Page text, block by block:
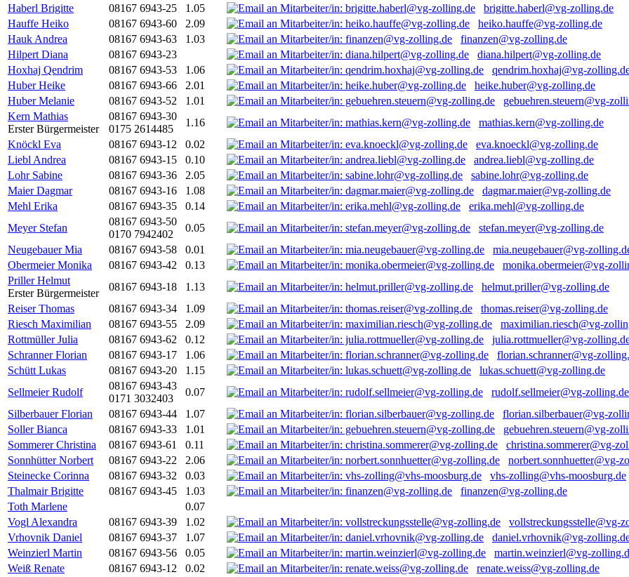
Haberl Brigitte
08167 6943-25 1.05
brigitte.haberl@vg-zolling.de
Hauffe Heiko
08167 6943-60 2.09
heiko.hauffe@vg-zolling.de
Hauk Andrea
08167 6943-63 1.03
finanzen@vg-zolling.de
Hilpert Diana
08167 6943-23
diana.hilpert@vg-zolling.de
Hoxhaj Qendrim
08167 6943-53 1.06
qendrim.hoxhaj@vg-
Huber Heike
08167 6943-66 2.01
heike.huber@vg-zolling.de
Huber Melanie
08167 6943-52 1.01
gebuehren.steuern@vg-
Kern Mathias
Erster Bürgermeister
08167 6943-30
0175 2614485
1.16
mathias.kern@vg-zolling.de
Knöckl Eva
08167 6943-12 0.02
eva.knoeckl@vg-zolling.de
Liebl Andrea
08167 6943-15 0.10
andrea.liebl@vg-zolling.de
Lohr Sabine
08167 6943-36 2.05
sabine.lohr@vg-zolling.de
Maier Dagmar
08167 6943-16 1.08
dagmar.maier@vg-zolling.de
Mehl Erika
08167 6943-35 0.14
erika.mehl@vg-zolling.de
Meyer Stefan
08167 6943-50
0170 7942402
0.05
stefan.meyer@vg-zolling.de
Neugebauer Mia
08167 6943-58 0.01
mia.neugebauer@vg-
Obermeier Monika
08167 6943-42 0.13
monika.obermeier@vg-
Priller Helmut
Erster Bürgermeister
08167 6943-18 1.13
helmut.priller@vg-zolling.de
Reiser Thomas
08167 6943-34 1.09
thomas.reiser@vg-zolling.de
Riesch Maximilian
08167 6943-55 2.09
maximilian.riesch@vg-
Rottmüller Julia
08167 6943-62 0.12
julia.rottmueller@vg-
Schranner Florian
08167 6943-17 1.06
florian.schranner@vg-
Schütt Lukas
08167 6943-20 1.15
lukas.schuett@vg-zolling.de
Sellmeier Rudolf
08167 6943-43
0171 3032403
0.07
rudolf.sellmeier@vg-zolling.de
Silberbauer Florian
08167 6943-44 1.07
florian.silberbauer@vg-
Soller Bianca
08167 6943-33 1.01
gebuehren.steuern@vg-
Sommerer Christina
08167 6943-61 0.11
christina.sommerer@vg-
Sonnhütter Norbert
08167 6943-22 2.06
norbert.sonnhuetter@vg-
Steinecke Corinna
08167 6943-32 0.03
vhs-zolling@vhs-moosburg.de
Thalmair Brigitte
08167 6943-45 1.03
finanzen@vg-zolling.de
Toth Marlene
0.07
Vogl Alexandra
08167 6943-39 1.02
vollstreckungsstelle@vg-
Vrhovnik Daniel
08167 6943-37 1.07
daniel.vrhovnik@vg-
Weinzierl Martin
08167 6943-56 0.05
martin.weinzierl@vg-
Weiß Renate
08167 6943-12 0.02
renate.weiss@vg-zolling.de